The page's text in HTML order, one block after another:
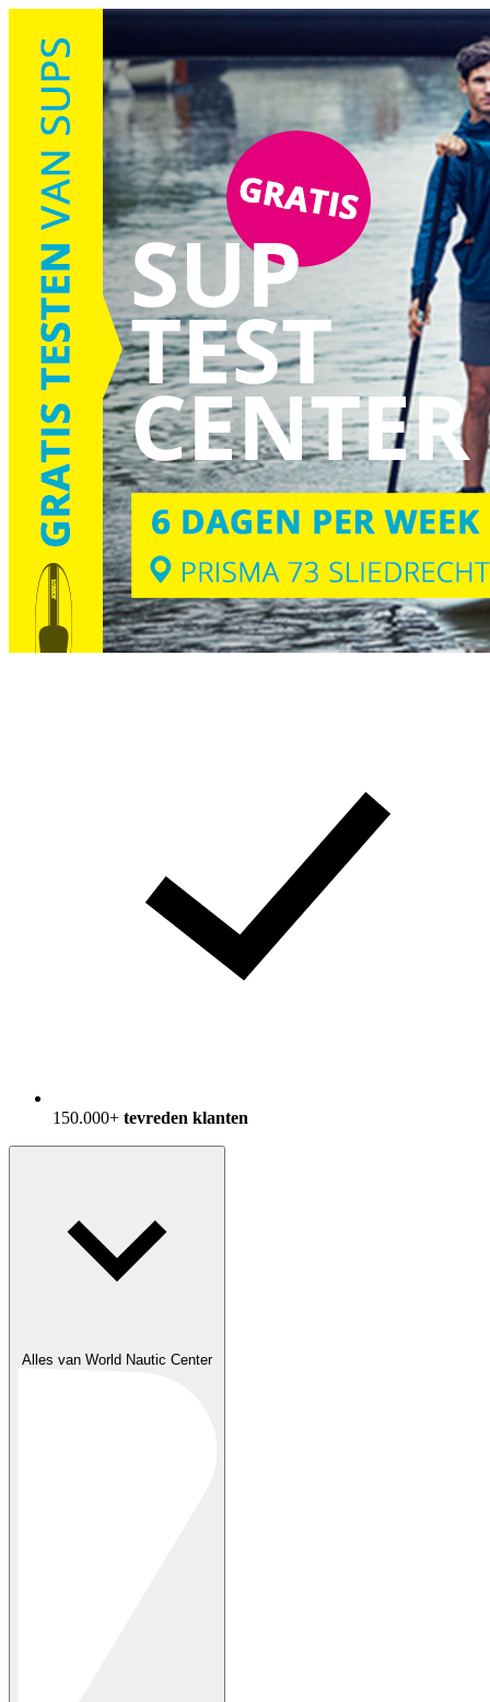
150.000+ tevreden klanten
Alles van World Nautic Center